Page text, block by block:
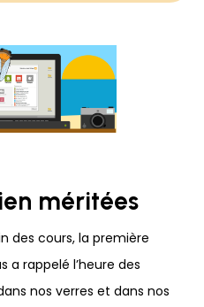
méritées
des cours, la première
a rappelé l’heure des
nos verres et dans nos